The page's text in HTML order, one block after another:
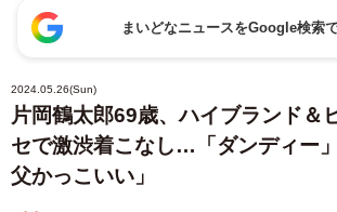
まいどなニュースをGoogle検索
2024.05.26(Sun)
片岡鶴太郎69歳、ハイブランド＆
セで激渋着こなし…「ダンディー
父かっこいい」